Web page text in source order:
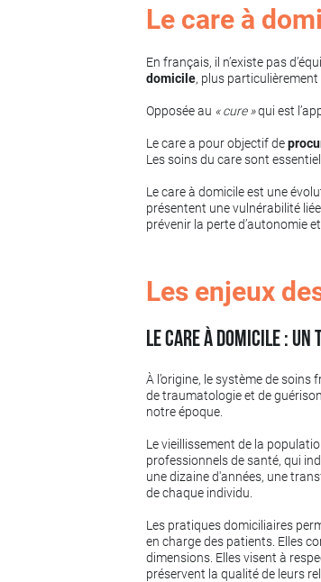
Le care à
En français, il n’existe pas
domicile, plus particulièrement
Opposée au « cure »qui est
Le care a pour objectif de
Les soins du care sont
Le care à domicile est une
présentent une vulnérabilité
prévenir la perte d’autonomie
Les enjeux
Le care à domicile :
À l’origine, le système de
de traumatologie et de
notre époque.
Le vieillissement de la
professionnels de santé, qui
une dizaine d'années, une
de chaque individu.
Les pratiques domiciliaires
en charge des patients. Elles
dimensions. Elles visent à
préservent la qualité de leurs